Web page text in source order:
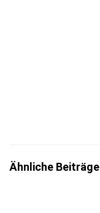
Ähnliche Beiträge